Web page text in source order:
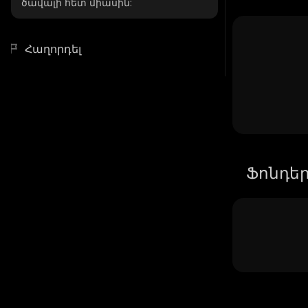
ծավալի հետ միասին:
Հաղորդել